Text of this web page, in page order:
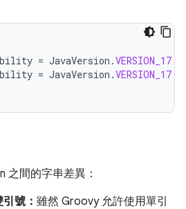
= JavaVersion .VERSION_17
= JavaVersion .VERSION_17
之間的字串差異：
號： 雖然 Groovy 允許使用單引